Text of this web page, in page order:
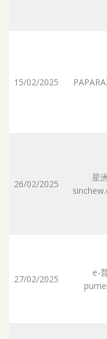
15/02/2025
26/02/2025
星
27/02/2025
e-